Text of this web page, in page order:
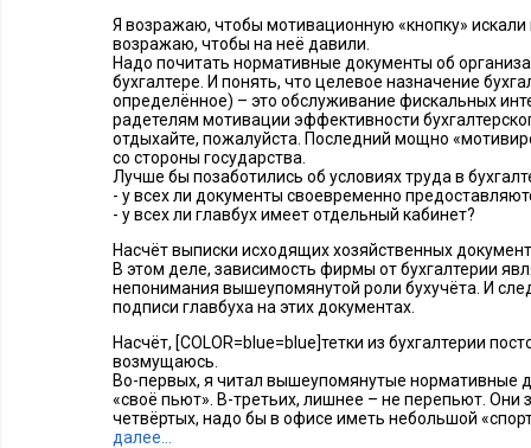
нематериальной составляющих в системе мотивации будет
Также Андрей Ренард поделился с участниками встречи
оплаты по результатам оценки работы одних
подобных оценок был и в моей практике. Я согласна с
только на основе опроса сослуживцев очень субъективна, и
для премирования или депремирования не совсем
квалификации и достижений работника. Подобная
Идея получения обратной связи от работников через
работников хороша, но не нова. В некоторых организациях
телефона доверия, где-то в форме книги отзывов и
идей работников своему работодателю. В примере,
докладчик, работодатель дождался конструктивной
Я возражаю, чтобы мотивационную «кнопку» искали
возражаю, чтобы на неё давили.
Надо почитать нормативные документы об
бухгалтере. И понять, что целевое назначение
определённое) – это обслуживание фискальных
радетелям мотивации эффективности
отдыхайте, пожалуйста. Последний мощно
со стороны государства.
Лучше бы позаботились об условиях труда в
- у всех ли документы своевременно
- у всех ли главбух имеет отдельный кабинет?
Насчёт выписки исходящих хозяйственных
В этом деле, зависимость фирмы от бухгалтерии
непонимания вышеупомянутой роли бухучёта. И
подписи главбуха на этих документах.
Насчёт, [COLOR=blue=blue]тетки из бухгалтерии
возмущаюсь.
Во-первых, я читал вышеупомянутые нормативные
«своё пьют». В-третьих, лишнее – не перепьют. Они
четвёртых, надо бы в офисе иметь небольшой
далее…